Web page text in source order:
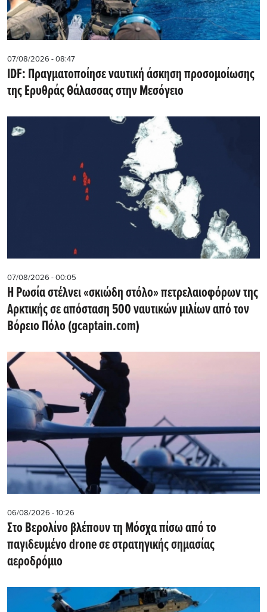
07/08/2026 - 08:47
IDF: Πραγματοποίησε ναυτική άσκηση προσομοίωσης
της Ερυθράς Θάλασσας στην Μεσόγειο
07/08/2026 - 00:05
Η Ρωσία στέλνει «σκιώδη στόλο» πετρελαιοφόρων της
Αρκτικής σε απόσταση 500 ναυτικών μιλίων από τον
Βόρειο Πόλο (gcaptain.com)
06/08/2026 - 10:26
Στο Βερολίνο βλέπουν τη Μόσχα πίσω από το
παγιδευμένο drone σε στρατηγικής σημασίας
αεροδρόμιο